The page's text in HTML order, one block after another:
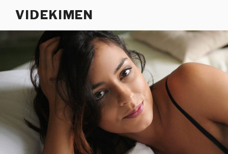
VIDEKIMEN